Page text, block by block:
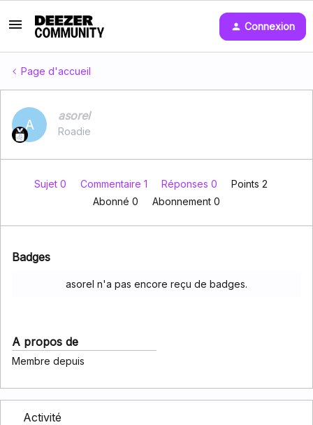
Connexion
Page d'accueil
A
asorel
Roadie
Sujet 0 Commentaire 1 Réponses 0
Points 2
Abonné 0 Abonnement 0
Badges
asorel n'a pas encore reçu de badges.
A propos de
Membre depuis
Activité